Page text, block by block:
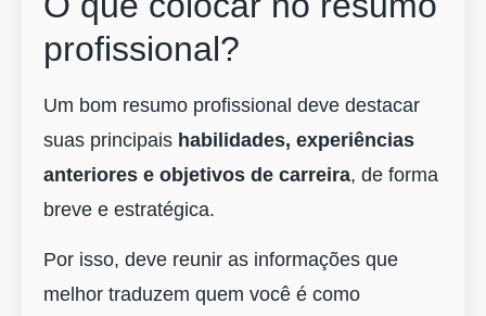
profissional?
Um bom resumo profissional deve destacar
suas principais habilidades, experiências
anteriores e objetivos de carreira, de forma
breve e estratégica.
Por isso, deve reunir as informações que
melhor traduzem quem você é como